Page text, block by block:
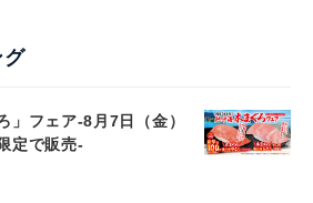
グ
」フェア-8月7日（金）
定で販売-